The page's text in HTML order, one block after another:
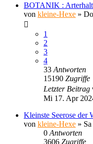
BOTANIK :
von kleine-Hexe »
1
2
3
4
33 Antworten
15190 Zugriffe
Letzter Beitrag
Mi 17. Apr
Kleinste Seerose der
von kleine-Hexe »
0 Antworten
3606 Zugriffe